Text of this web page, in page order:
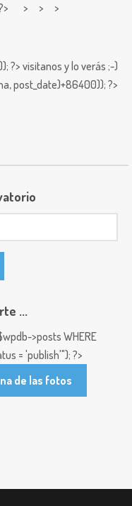
?> > > >
?>visitanos y lo verás ;-)
post_date)+86400)); ?>
...
>posts WHERE
= 'publish'"); ?>
de las fotos